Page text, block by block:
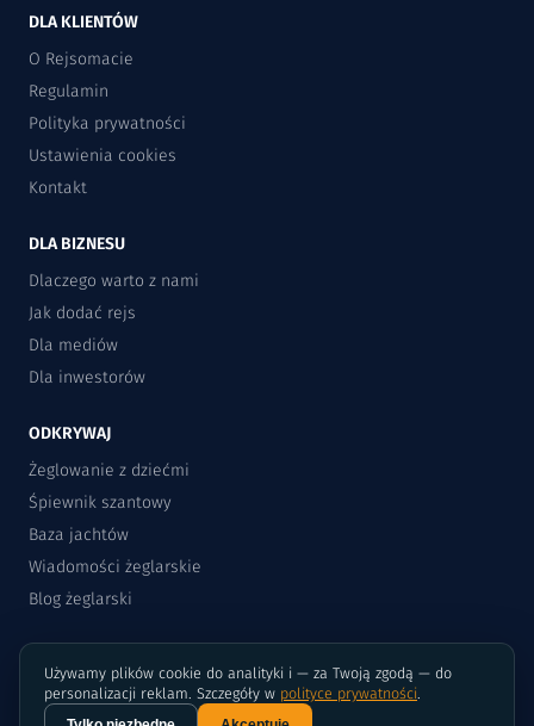
Używamy plików cookie do analityki i — za Twoją zgodą — do
personalizacji reklam. Szczegóły w polityce prywatności.
DLA KLIENTÓW
O Rejsomacie
Regulamin
Polityka prywatności
Ustawienia cookies
Kontakt
DLA BIZNESU
Dlaczego warto z nami
Jak dodać rejs
Dla mediów
Dla inwestorów
ODKRYWAJ
Żeglowanie z dziećmi
Śpiewnik szantowy
Baza jachtów
Wiadomości żeglarskie
Blog żeglarski